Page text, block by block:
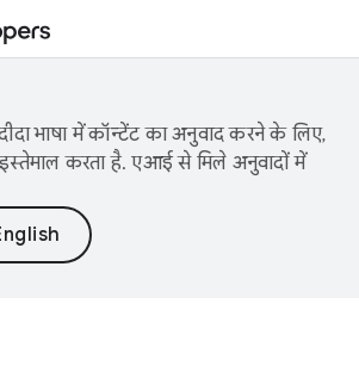
भाषा में कॉन्टेंट का अनुवाद करने के लिए,
करता है. एआई से मिले अनुवादों में